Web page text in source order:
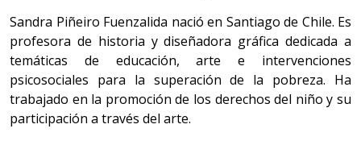
Sandra Piñeiro Fuenzalida nació en Santiago de Chile. Es
profesora de historia y diseñadora gráfica dedicada a
temáticas de educación, arte e intervenciones
psicosociales para la superación de la pobreza. Ha
trabajado en la promoción de los derechos del niño y su
participación a través del arte.